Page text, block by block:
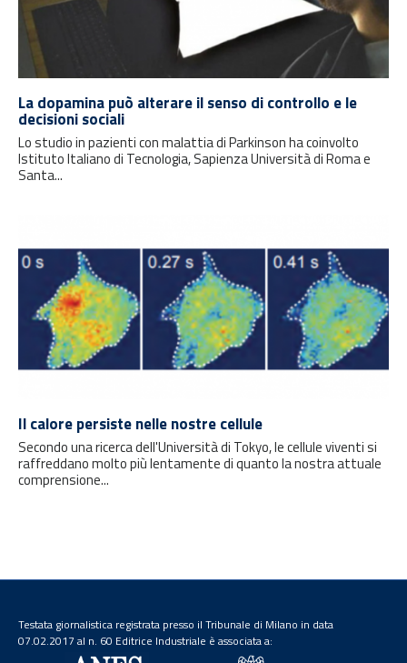
La dopamina può alterare il senso di controllo e le
decisioni sociali
Lo studio in pazienti con malattia di Parkinson ha coinvolto
Istituto Italiano di Tecnologia, Sapienza Università di Roma e
Santa...
Il calore persiste nelle nostre cellule
Secondo una ricerca dell'Università di Tokyo, le cellule viventi si
raffreddano molto più lentamente di quanto la nostra attuale
comprensione...
Testata giornalistica registrata presso il Tribunale di Milano in data
07.02.2017 al n. 60 Editrice Industriale è associata a: